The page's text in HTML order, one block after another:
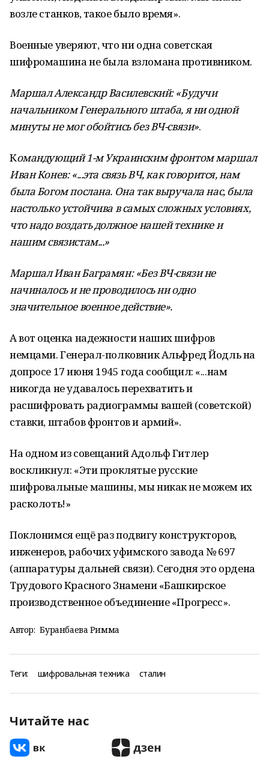
возле станков, такое было время».
Военные уверяют, что ни одна советская
шифромашина не была взломана противником.
Маршал Александр Василевский: «Будучи
начальником Генерального штаба, я ни одной
минуты не мог обойтись без ВЧ-связи».
Командующий 1-м Украинским фронтом маршал
Иван Конев: «...эта связь ВЧ, как говорится, нам
была Богом послана. Она так выручала нас, была
настолько устойчива в самых сложных условиях,
что надо воздать должное нашей технике и
нашим связистам...»
Маршал Иван Баграмян: «Без ВЧ-связи не
начиналось и не проводилось ни одно
значительное военное действие».
А вот оценка надежности наших шифров
немцами. Генерал-полковник Альфред Йодль на
допросе 17 июня 1945 года сообщил: «...нам
никогда не удавалось перехватить и
расшифровать радиограммы вашей (советской)
ставки, штабов фронтов и армий».
На одном из совещаний Адольф Гитлер
воскликнул: «Эти проклятые русские
шифровальные машины, мы никак не можем их
расколоть!»
Поклонимся ещё раз подвигу конструкторов,
инженеров, рабочих уфимского завода № 697
(аппаратуры дальней связи). Сегодня это ордена
Трудового Красного Знамени «Башкирское
производственное объединение «Прогресс».
Автор: Буранбаева Римма
Теги: шифровальная техника сталин
Читайте нас